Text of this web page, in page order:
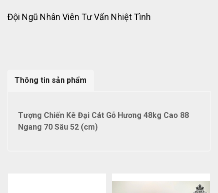
Đội Ngũ Nhân Viên Tư Vấn Nhiệt Tình
Thông tin sản phẩm
Tượng Chiến Kê Đại Cát Gỗ Hương 48kg Cao 88
Ngang 70 Sâu 52 (cm)